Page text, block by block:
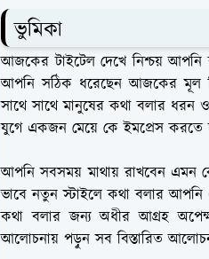
ভুমিকা
আজকের টাইটেল দেখে নিশ্চয়
আপনি সঠিক ধরেছেন আজকের মূল
সাথে সাথে মানুষের কথা বলার ধরন
যুগে একজন মেয়ে কে ইমপ্রেস করতে
আপনি সবসময় মাথায় রাখবেন এমন
ভাবে নতুন স্টাইলে কথা বলার
কথা বলার জন্য অধীর আগ্রহ
আলোচনায় পড়ুন সব বিস্তারিত